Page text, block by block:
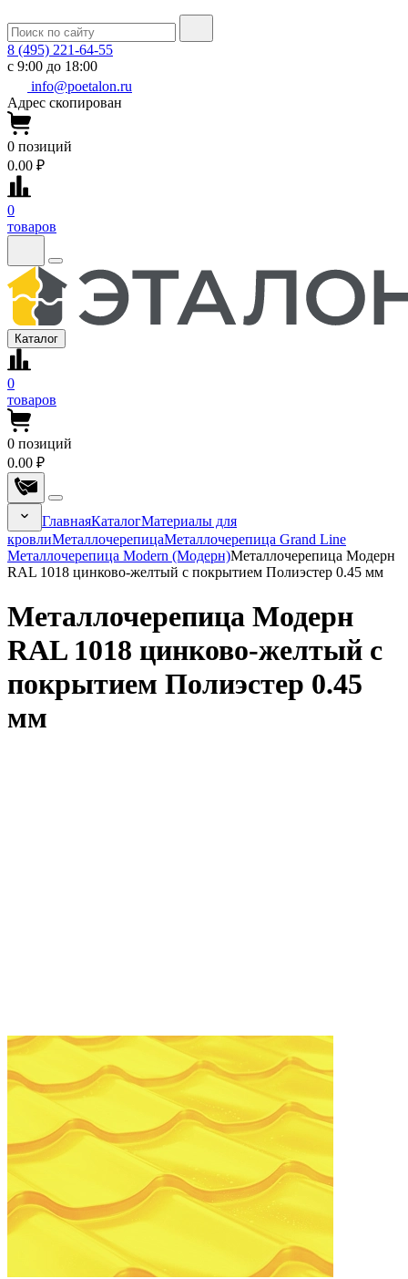
8 (495) 221-64-55
с 9:00 до 18:00
info@poetalon.ru
Адрес скопирован
0 позиций
0.00 ₽
0
товаров
Каталог
0
товаров
0 позиций
0.00 ₽
ГлавнаяКаталогМатериалы для
кровлиМеталлочерепицаМеталлочерепица Grand Line
Металлочерепица Modern (Модерн)Металлочерепица Модерн
RAL 1018 цинково-желтый с покрытием Полиэстер 0.45 мм
Металлочерепица Модерн
RAL 1018 цинково-желтый с
покрытием Полиэстер 0.45
мм